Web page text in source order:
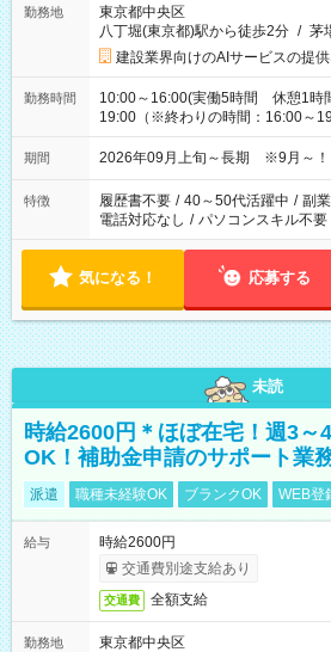
勤務地
東京都中央区
八丁堀(東京都)駅から徒歩2分 / 茅
建設業界向けのAIサービスの提
勤務時間
10:00～16:00(実働5時間 休憩1時
19:00（※終わりの時間：16:00～
期間 2026年09月上旬～長期 ※9月～！
特徴 履歴書不要 / 40～50代活躍中 / 副
電話対応なし / パソコンスキル不要
気になる！ 応募する
未読
時給2600円＊ほぼ在宅！週3～
OK！補助金申請のサポート業
派遣 職種未経験OK ブランクOK WEB登
給与
時給2600円
交通費別途支給あり
交通費 全額支給
勤務地
東京都中央区